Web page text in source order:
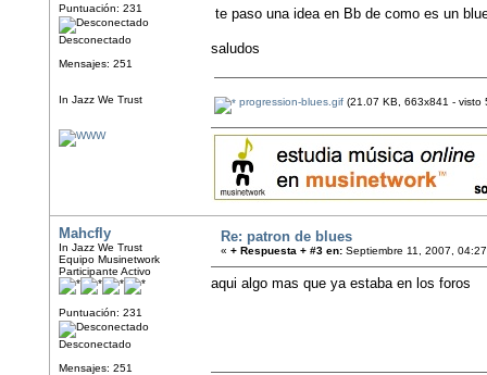
Puntuación: 231
Desconectado
Mensajes: 251
In Jazz We Trust
te paso una idea en Bb de como es un
saludos
progression-blues.gif (21.07 KB, 663x841 - visto
Mahcfly
In Jazz We Trust
Equipo Musinetwork
Participante Activo
Puntuación: 231
Desconectado
Mensajes: 251
Re: patron de blues
« + Respuesta + #3 en: Septiembre 11, 2007,
aqui algo mas que ya estaba en los foros